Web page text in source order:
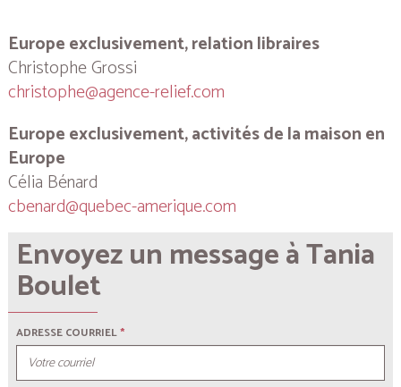
Europe exclusivement, relation libraires
Christophe Grossi
christophe@agence-relief.com
Europe exclusivement, activités de la maison en
Europe
Célia Bénard
cbenard@quebec-amerique.com
Envoyez un message à Tania
Boulet
ADRESSE COURRIEL*